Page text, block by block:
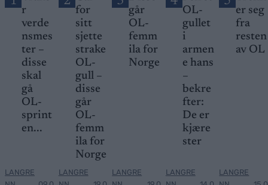
r
verde
nsmes
ter –
disse
skal
gå
OL-
sprint
en...
LANGRE
for
sitt
sjette
strake
OL-
gull –
disse
går
OL-
femm
ila for
Norge
LANGRE
går
OL-
femm
ila for
Norge
LANGRE
OL-
gullet
i
armen
e hans
–
bekre
fter:
De er
kjære
ster
LANGRE
er seg
fra
resten
av OL
LANGRE